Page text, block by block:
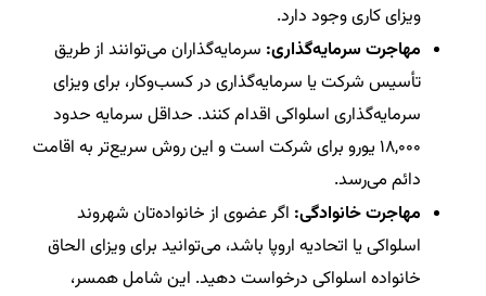
ویزای کاری وجود دارد.
مهاجرت سرمایه‌گذاری: سرمایه‌گذاران می‌توانند از طریق
تأسیس شرکت یا سرمایه‌گذاری در کسب‌وکار، برای ویزای
سرمایه‌گذاری اسلواکی اقدام کنند. حداقل سرمایه حدود
۱۸,۰۰۰ یورو برای شرکت است و این روش سریع‌تر به اقامت
دائم می‌رسد.
مهاجرت خانوادگی: اگر عضوی از خانواده‌تان شهروند
اسلواکی یا اتحادیه اروپا باشد، می‌توانید برای ویزای الحاق
خانواده اسلواکی درخواست دهید. این شامل همسر،